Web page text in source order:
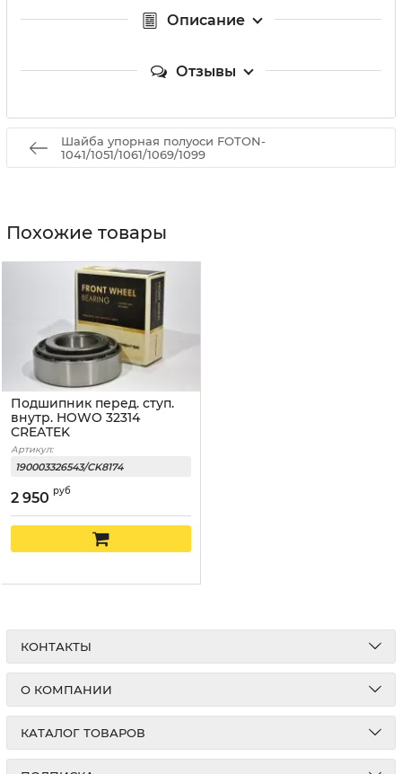
Описание
Отзывы
Шайба упорная полуоси FOTON-
1041/1051/1061/1069/1099
Похожие товары
Подшипник перед. ступ.
внутр. HOWO 32314
CREATEK
Артикул:
190003326543/CK8174
2 950 руб
КОНТАКТЫ
О КОМПАНИИ
КАТАЛОГ ТОВАРОВ